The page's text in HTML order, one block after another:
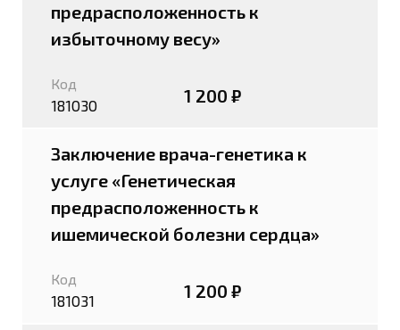
предрасположенность к
избыточному весу»
Код
181030 1 200 ₽
Заключение врача-генетика к
услуге «Генетическая
предрасположенность к
ишемической болезни сердца»
Код
181031 1 200 ₽